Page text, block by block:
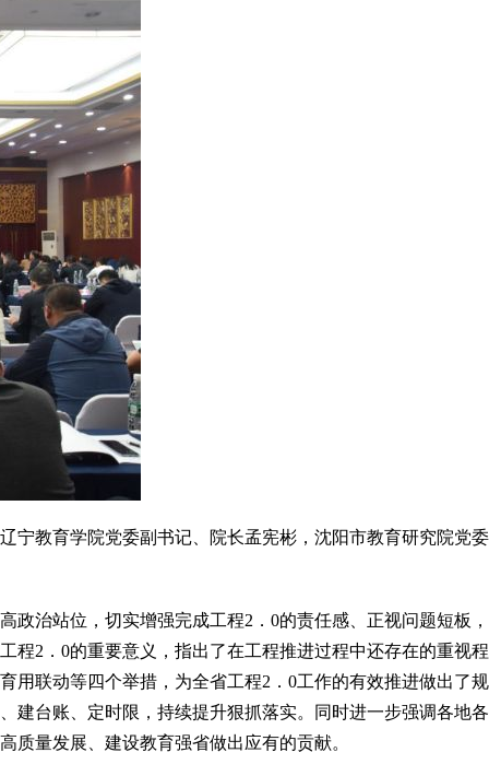
宁教育学院党委副书记、院长孟宪彬，沈阳市教育研究院党委
治站位，切实增强完成工程2．0的责任感、正视问题短板，
程2．0的重要意义，指出了在工程推进过程中还存在的重视程
用联动等四个举措，为全省工程2．0工作的有效推进做出了规
建台账、定时限，持续提升狠抓落实。同时进一步强调各地各
质量发展、建设教育强省做出应有的贡献。